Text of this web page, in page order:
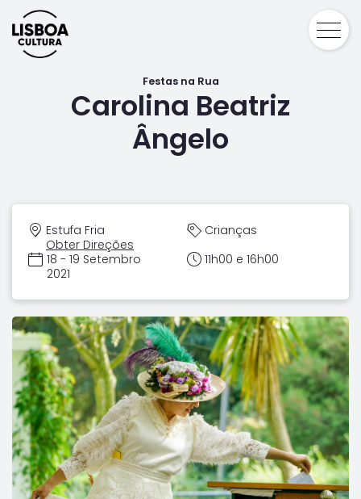
Festas na Rua
Carolina Beatriz
Ângelo
Estufa Fria
Obter Direções
Crianças
18 - 19 Setembro
2021
11h00 e 16h00